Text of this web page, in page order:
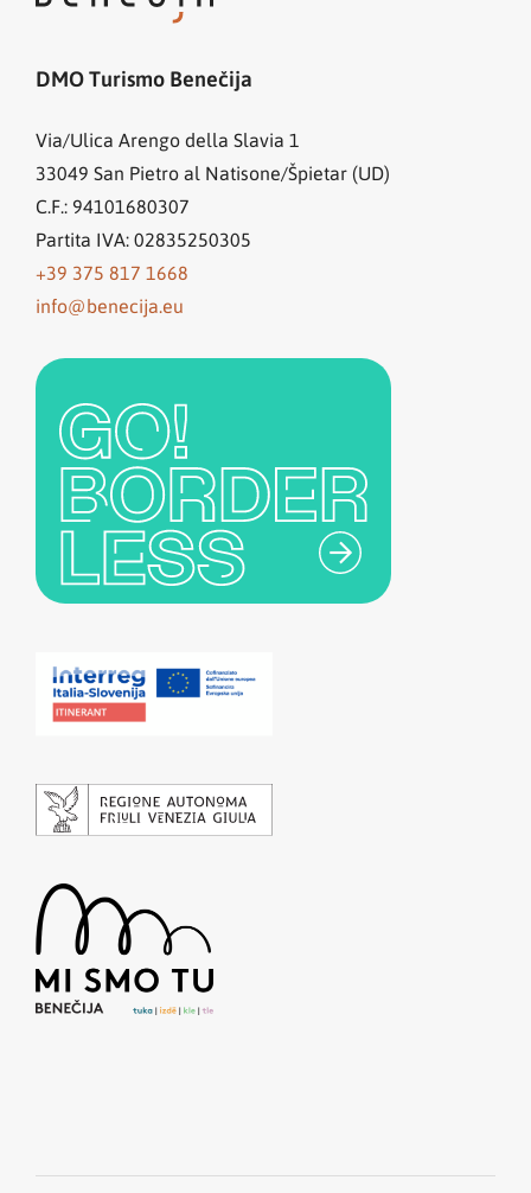
DMO Turismo Benečija
Via/Ulica Arengo della Slavia 1
33049 San Pietro al Natisone/Špietar (UD)
C.F.: 94101680307
Partita IVA: 02835250305
+39 375 817 1668
info@benecija.eu